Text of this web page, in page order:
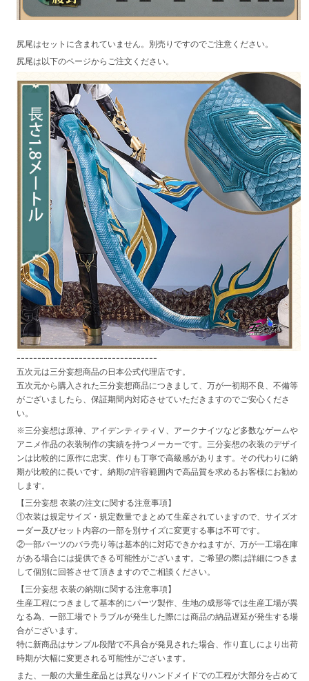
尻尾はセットに含まれていません。別売りですのでご注意ください。
尻尾は以下のページからご注文ください。
----------------------------------
五次元は三分妄想商品の日本公式代理店です。
五次元から購入された三分妄想商品につきまして、万が一初期不良、不備等
がございましたら、保証期間内対応させていただきますのでご安心くださ
い。
※三分妄想は原神、アイデンティティⅤ、アークナイツなど多数なゲームや
アニメ作品の衣装制作の実績を持つメーカーです。三分妄想の衣装のデザイ
ンは比較的に原作に忠実、作りも丁寧で高級感があります。その代わりに納
期が比較的に長いです。納期の許容範囲内で高品質を求めるお客様にお勧め
します。
【三分妄想 衣装の注文に関する注意事項】
①衣装は規定サイズ・規定数量でまとめて生産されていますので、サイズオ
ーダー及びセット内容の一部を別サイズに変更する事は不可です。
②一部パーツのバラ売り等は基本的に対応できかねますが、万が一工場在庫
がある場合には提供できる可能性がございます。ご希望の際は詳細につきま
して個別に回答させて頂きますのでご相談ください。
【三分妄想 衣装の納期に関する注意事項】
生産工程につきまして基本的にパーツ製作、生地の成形等では生産工場が異
なる為、一部工場でトラブルが発生した際には商品の納品遅延が発生する場
合がございます。
特に新商品はサンプル段階で不具合が発見された場合、作り直しにより出荷
時期が大幅に変更される可能性がございます。
また、一般の大量生産品とは異なりハンドメイドでの工程が大部分を占めて